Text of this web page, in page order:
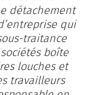
détachement
qui
traitance
boîte
louches et
travailleurs